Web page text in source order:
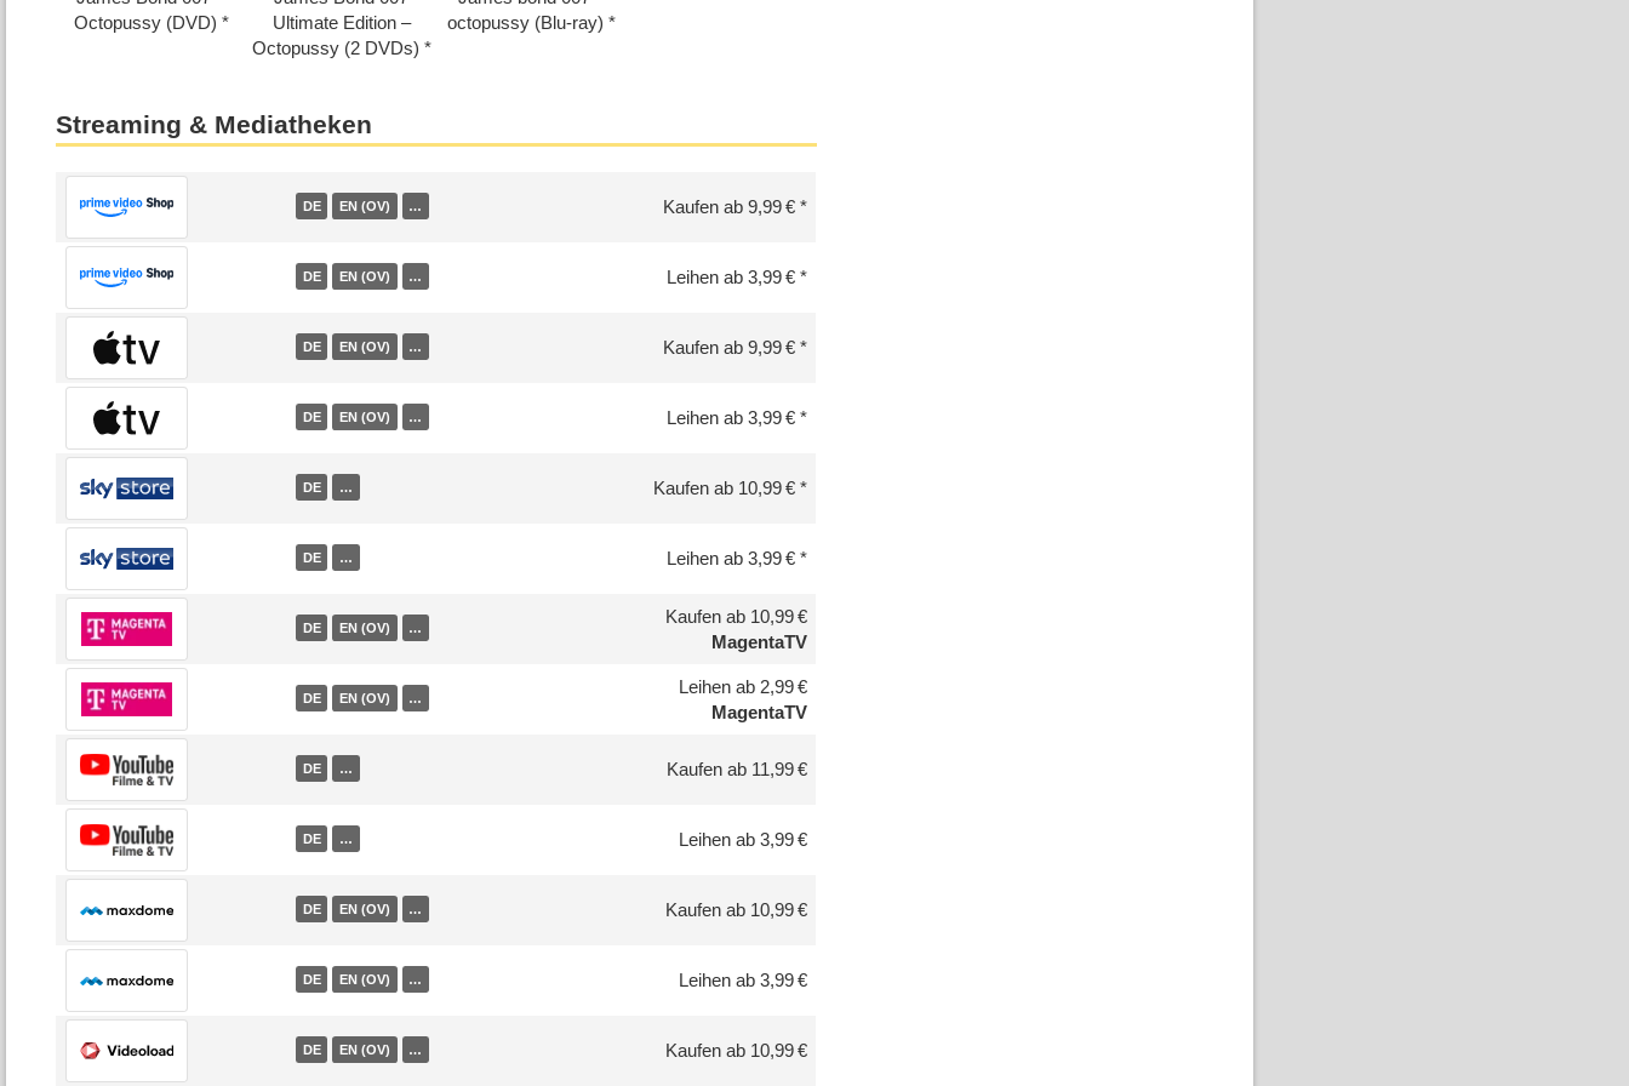
Octopussy (DVD)
Ultimate Edition –
Octopussy (2 DVDs)
octopussy (Blu-ray)
Streaming & Mediatheken
DE EN (OV) … Kaufen ab 9,99 €
DE EN (OV) … Leihen ab 3,99 €
DE EN (OV) … Kaufen ab 9,99 €
DE EN (OV) … Leihen ab 3,99 €
DE … Kaufen ab 10,99 €
DE … Leihen ab 3,99 €
DE EN (OV) …
Kaufen ab 10,99 €
MagentaTV
DE EN (OV) …
Leihen ab 2,99 €
MagentaTV
DE … Kaufen ab 11,99 €
DE … Leihen ab 3,99 €
DE EN (OV) … Kaufen ab 10,99 €
DE EN (OV) … Leihen ab 3,99 €
DE EN (OV) … Kaufen ab 10,99 €